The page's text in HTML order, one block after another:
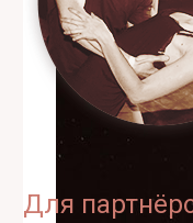
Для